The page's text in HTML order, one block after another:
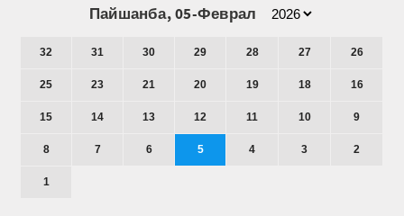
Пайшанба, 05-Феврал
32 31 30 29 28 27 26
25 23 21 20 19 18 16
15 14 13 12 11 10 9
8 7 6 5 4 3 2
1